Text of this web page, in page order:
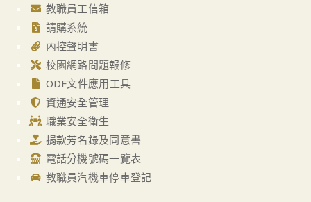
教職員工信箱
請購系統
內控聲明書
校園網路問題報修
ODF文件應用工具
資通安全管理
職業安全衛生
捐款芳名錄及同意書
電話分機號碼一覽表
教職員汽機車停車登記